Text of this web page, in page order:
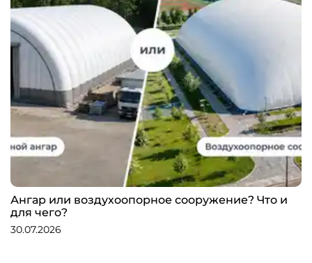
Ангар или воздухоопорное сооружение? Что и
для чего?
30.07.2026